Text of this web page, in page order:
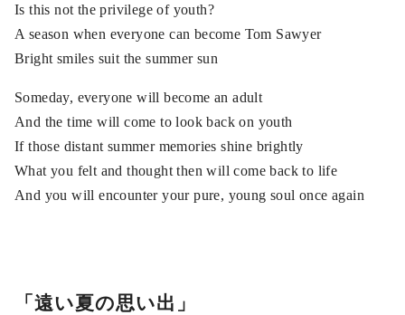
Is this not the privilege of youth?
A season when everyone can become Tom Sawyer
Bright smiles suit the summer sun
Someday, everyone will become an adult
And the time will come to look back on youth
If those distant summer memories shine brightly
What you felt and thought then will come back to life
And you will encounter your pure, young soul once again
「遠い夏の思い出」